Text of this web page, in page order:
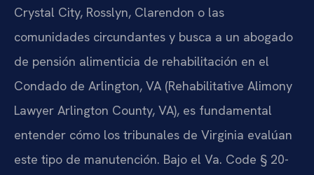
Crystal City, Rosslyn, Clarendon o las
comunidades circundantes y busca a un abogado
de pensión alimenticia de rehabilitación en el
Condado de Arlington, VA (Rehabilitative Alimony
Lawyer Arlington County, VA), es fundamental
entender cómo los tribunales de Virginia evalúan
este tipo de manutención. Bajo el Va. Code § 20-